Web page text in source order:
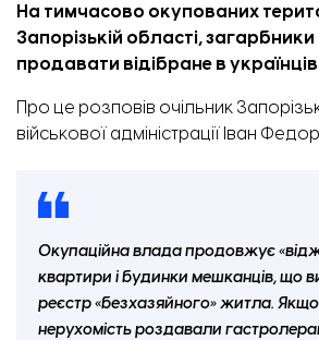
На тимчасово окупованих
Запорізькій області,
продавати відібране в
Про це розповів очільник
військової адміністрації Іван
Окупаційна влада продовжує
квартири і будинки мешканців, що
реєстр «безхазяйного» житла.
нерухомість роздавали